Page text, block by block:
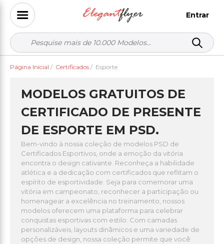
Entrar
Página Inicial / Certificados / Esporte
MODELOS GRATUITOS DE
CERTIFICADO DE PRESENTE
DE ESPORTE EM PSD.
Bem-vindo à nossa coleção de modelos PSD de
Certificados Esportivos, onde a emoção da vitória
encontra o design cativante. Reconheça a habilidade
atlética e a dedicação com certificados que reflitam o
espírito de esportividade. Seja para comemorar uma
vitória em campeonato, reconhecer a participação ou
homenagear a excelência no treinamento, nossos
modelos oferecem uma plataforma para celebrar
conquistas esportivas com estilo. Com camadas
personalizáveis, layouts dinâmicos e uma variedade de
opções de design, nossa coleção permite que você